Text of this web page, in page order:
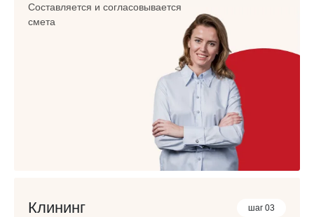
Составляется и согласовывается
смета
шаг 03
Клининг